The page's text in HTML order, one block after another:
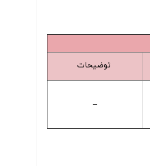
توضیحات
–